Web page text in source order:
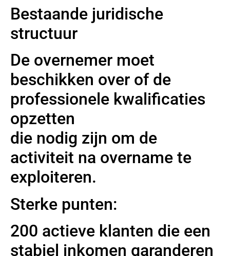
Bestaande juridische
structuur
De overnemer moet
beschikken over of de
professionele kwalificaties
opzetten
die nodig zijn om de
activiteit na overname te
exploiteren.
Sterke punten:
200 actieve klanten die een
stabiel inkomen garanderen